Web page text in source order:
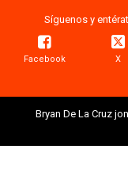
Síguenos y
Facebook X
Bryan De La Cruz